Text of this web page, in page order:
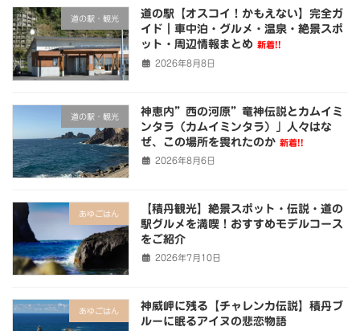
道の駅・観光
道の駅【オスコイ！かもえない】完全ガ
イド｜車中泊・グルメ・温泉・絶景スポ
ット・周辺情報まとめ 新着!!
2026年8月8日
道の駅・観光
神恵内”西の河原”竜神伝説とカムイミ
ンタラ（カムイミンタラ）」人々はな
ぜ、この場所を畏れたのか 新着!!
2026年8月6日
あゆごはん
【積丹観光】絶景スポット・伝説・道の
駅グルメを満喫！おすすめモデルコース
をご紹介
2026年7月10日
あゆごはん
神威岬に残る【チャレンカ伝説】積丹ブ
ルーに眠るアイヌの悲恋物語